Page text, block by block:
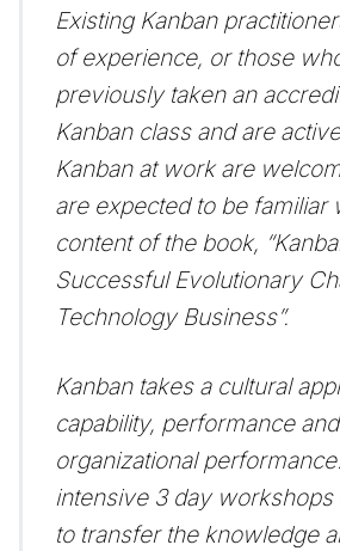
Existing Kanban
of experience, or those
previously taken an
Kanban class and are
Kanban at work are
are expected to be familiar
content of the book,
Successful Evolutionary
Technology Business”.
Kanban takes a cultural
capability, performance and
organizational
intensive 3 day workshops
to transfer the knowledge